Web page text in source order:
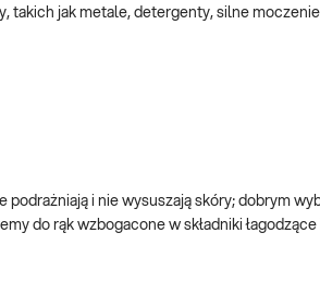
takich jak metale, detergenty, silne moczenie
i nie wysuszają skóry; dobrym
do rąk wzbogacone w składniki